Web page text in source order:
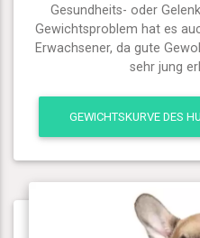
Gesundheits- oder
Gewichtsproblem hat es
Erwachsener, da gute
sehr jung
GEWICHTSKURVE DES